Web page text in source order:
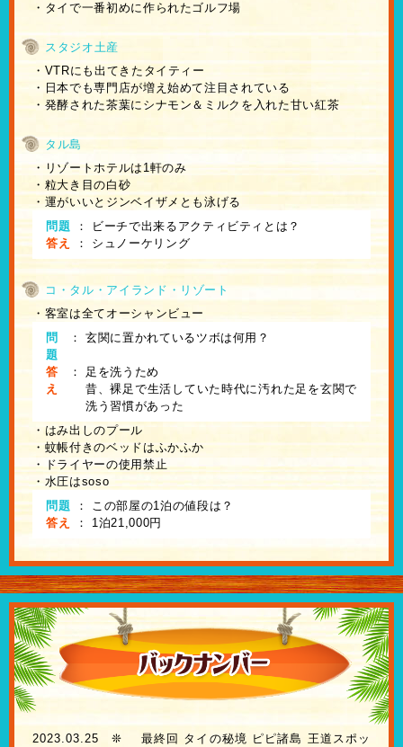
・タイで一番初めに作られたゴルフ場
スタジオ土産
・VTRにも出てきたタイティー
・日本でも専門店が増え始めて注目されている
・発酵された茶葉にシナモン＆ミルクを入れた甘い紅茶
タル島
・リゾートホテルは1軒のみ
・粒大き目の白砂
・運がいいとジンベイザメとも泳げる
問題
：
ビーチで出来るアクティビティとは？
答え
： シュノーケリング
コ・タル・アイランド・リゾート
・客室は全てオーシャンビュー
問
題
： 玄関に置かれているツボは何用？
答
え
： 足を洗うため
昔、裸足で生活していた時代に汚れた足を玄関で
洗う習慣があった
・はみ出しのプール
・蚊帳付きのベッドはふかふか
・ドライヤーの使用禁止
・水圧はsoso
問題
： この部屋の1泊の値段は？
答え
： 1泊21,000円
2023.03.25 ❊
最終回 タイの秘境 ピピ諸島 王道スポッ